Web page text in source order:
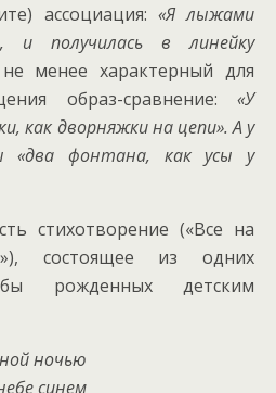
ассоциация: «Я лыжами
и получилась в линейку
менее характерный для
образ-сравнение: «У
как дворняжки на цепи». А у
«два фонтана, как усы у
стихотворение («Все на
состоящее из одних
рожденных детским
ночью
синем